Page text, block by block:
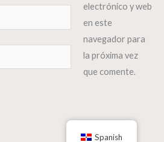
electrónico y web
en este
navegador para
la próxima vez
que comente.
Spanish